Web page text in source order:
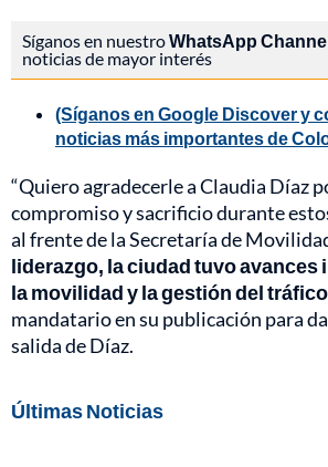
Síganos en nuestroWhatsApp
noticias de mayor interés
(Síganos en Google Discover y
noticias más importantes de
“Quiero agradecerle a Claudia Díaz
compromiso y sacrificio durante
al frente de la Secretaría de
liderazgo, la ciudad tuvo avances
la movilidad y la gestión del tráfico
mandatario en su publicación para
salida de Díaz.
Últimas Noticias